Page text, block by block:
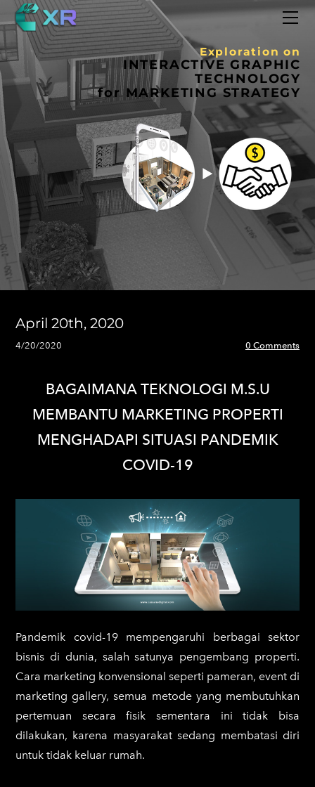
April 20th, 2020
4/20/2020 0 Comments
BAGAIMANA TEKNOLOGI M.S.U
MEMBANTU MARKETING PROPERTI
MENGHADAPI SITUASI PANDEMIK
COVID-19
Pandemik covid-19 mempengaruhi berbagai sektor
bisnis di dunia, salah satunya pengembang properti.
Cara marketing konvensional seperti pameran, event di
marketing gallery, semua metode yang membutuhkan
pertemuan secara fisik sementara ini tidak bisa
dilakukan, karena masyarakat sedang membatasi diri
untuk tidak keluar rumah.
JOURNAL